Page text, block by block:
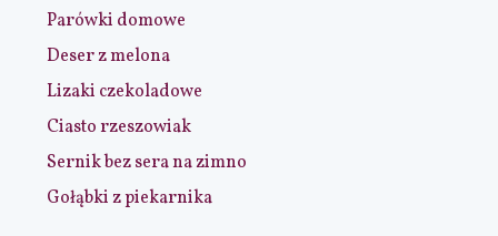
Parówki domowe
Deser z melona
Lizaki czekoladowe
Ciasto rzeszowiak
Sernik bez sera na zimno
Gołąbki z piekarnika